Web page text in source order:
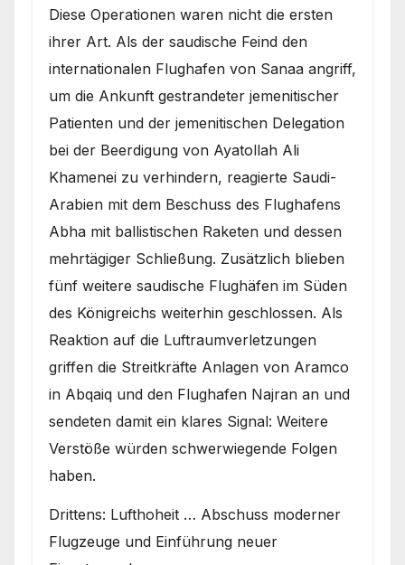
Diese Operationen waren nicht die ersten
ihrer Art. Als der saudische Feind den
internationalen Flughafen von Sanaa angriff,
um die Ankunft gestrandeter jemenitischer
Patienten und der jemenitischen Delegation
bei der Beerdigung von Ayatollah Ali
Khamenei zu verhindern, reagierte Saudi-
Arabien mit dem Beschuss des Flughafens
Abha mit ballistischen Raketen und dessen
mehrtägiger Schließung. Zusätzlich blieben
fünf weitere saudische Flughäfen im Süden
des Königreichs weiterhin geschlossen. Als
Reaktion auf die Luftraumverletzungen
griffen die Streitkräfte Anlagen von Aramco
in Abqaiq und den Flughafen Najran an und
sendeten damit ein klares Signal: Weitere
Verstöße würden schwerwiegende Folgen
haben.
Drittens: Lufthoheit … Abschuss moderner
Flugzeuge und Einführung neuer